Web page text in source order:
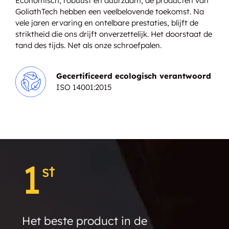
DUT GoliathTech Région de Québec
DUT GoliathTech Piles Head Office
GoliathTech hebben een veelbelovende toekomst. Na
vele jaren ervaring en ontelbare prestaties, blijft de
striktheid die ons drijft onverzettelijk. Het doorstaat de
tand des tijds. Net als onze schroefpalen.
Gecertificeerd ecologisch verantwoord
ISO 14001:2015
1st
Het beste product in de